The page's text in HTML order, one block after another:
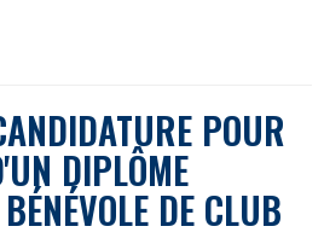
POUR
DIPLÔME
ÉNÉVOLE DE CLUB